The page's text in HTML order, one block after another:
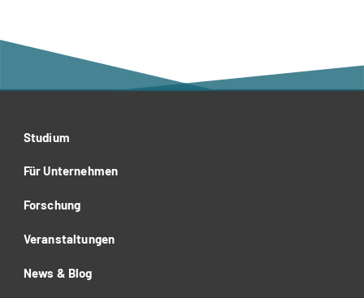
Studium
Für Unternehmen
Forschung
Veranstaltungen
News & Blog